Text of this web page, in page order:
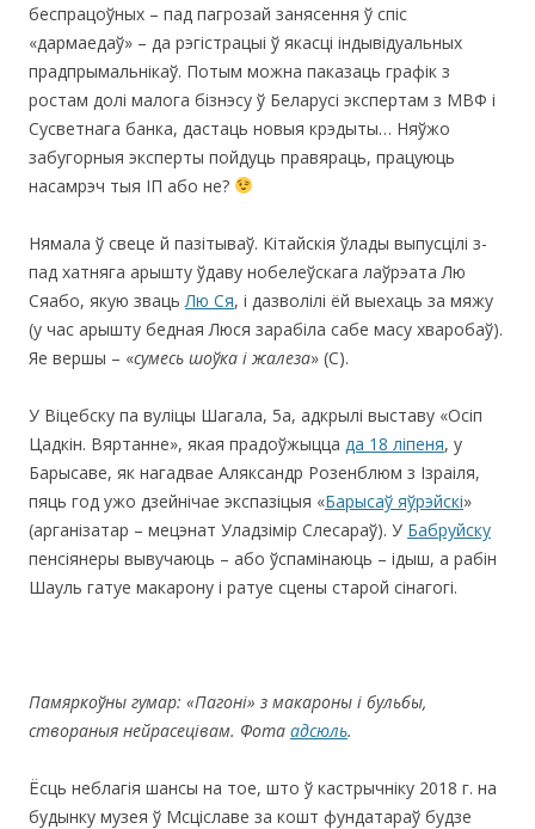
беспрацоўных – пад пагрозай занясення ў спіс
«дармаедаў» – да рэгістрацыі ў якасці індывідуальных
прадпрымальнікаў. Потым можна паказаць графік з
ростам долі малога бізнэсу ў Беларусі экспертам з МВФ і
Сусветнага банка, дастаць новыя крэдыты… Няўжо
забугорныя эксперты пойдуць правяраць, працуюць
насамрэч тыя ІП або не?
Нямала ў свеце й пазітываў. Кітайскія ўлады выпусцілі з-
пад хатняга арышту ўдаву нобелеўскага лаўрэата Лю
Сяабо, якую зваць Лю Ся, і дазволілі ёй выехаць за мяжу
(у час арышту бедная Люся зарабіла сабе масу хваробаў).
Яе вершы – «сумесь шоўка і жалеза» (С).
У Віцебску па вуліцы Шагала, 5а, адкрылі выставу «Осіп
Цадкін. Вяртанне», якая прадоўжыцца да 18 ліпеня, у
Барысаве, як нагадвае Аляксандр Розенблюм з Ізраіля,
пяць год ужо дзейнічае экспазіцыя «Барысаў яўрэйскі»
(арганізатар – мецэнат Уладзімір Слесараў). У Бабруйску
пенсіянеры вывучаюць – або ўспамінаюць – ідыш, а рабін
Шауль гатуе макарону і ратуе сцены старой сінагогі.
Памяркоўны гумар: «Пагонi» з макароны і бульбы,
створаныя нейрасецівам. Фота адсюль.
Ёсць неблагія шансы на тое, што ў кастрычніку 2018 г. на
будынку музея ў Мсціславе за кошт фундатараў будзе